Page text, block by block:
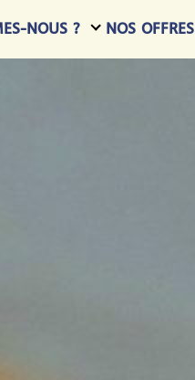
NOUS ? NOS OFFRES